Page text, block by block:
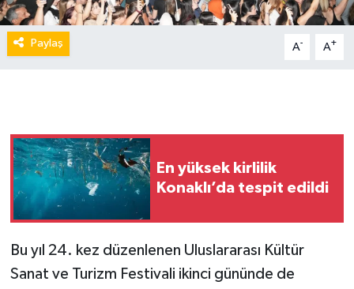
Paylaş A- A+
En yüksek kirlilik
Konaklı’da tespit edildi
Bu yıl 24. kez düzenlenen Uluslararası Kültür
Sanat ve Turizm Festivali ikinci gününde de